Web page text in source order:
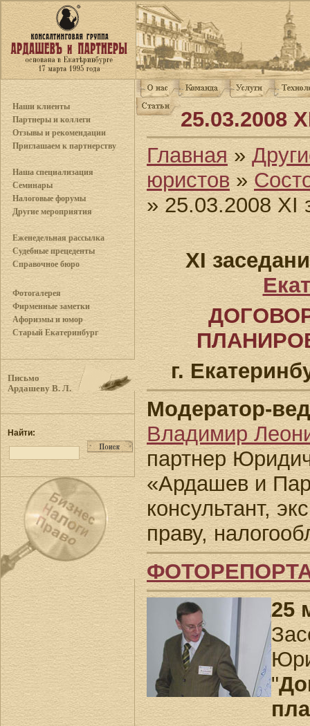
Наши клиенты
Партнеры и коллеги
Отзывы и рекомендации
Приглашаем к партнерству
Наша специализация
Семинары
Налоговые форумы
Другие мероприятия
Еженедельная рассылка
Судебные прецеденты
Справочное бюро
Фотогалерея
Фирменные заметки
Афоризмы и юмор
Старый Екатеринбург
Письмо
Ардашеву В. Л.
Найти:
25.03.2008
Главная»
юристов»
» 25.03.2008 XI
ХI
г.
Модератор-
Владимир
партнер
«Ардашев и
консультант,
праву,
25
"